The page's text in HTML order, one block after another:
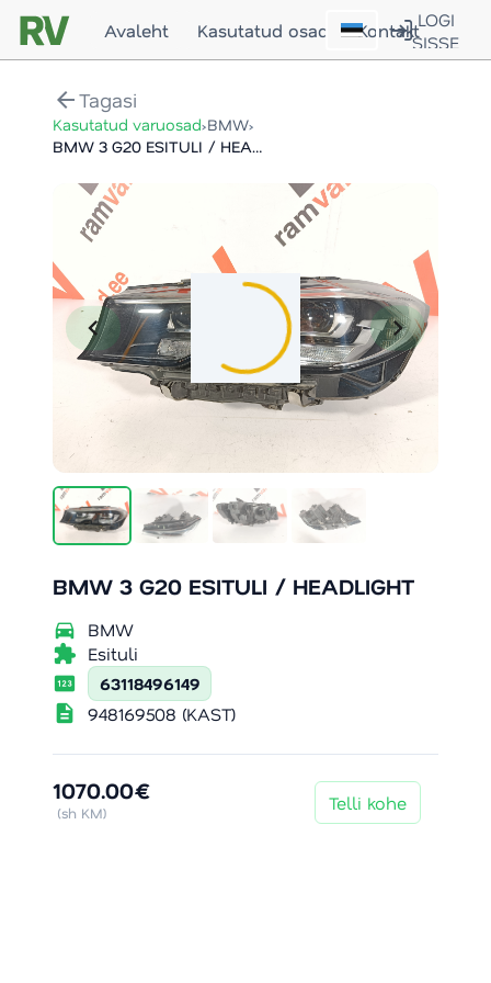
Avaleht Kasutatud osad KontaktLOGI
SISSE
arrow_backTagasi
Kasutatud varuosad›BMW›
BMW 3 G20 ESITULI / HEADLIGHT
chevron_left chevron_right
BMW 3 G20 ESITULI / HEADLIGHT
directions_car BMW
extension Esituli
pin 63118496149
description 948169508 (KAST)
1070.00€
(sh KM) Telli kohe